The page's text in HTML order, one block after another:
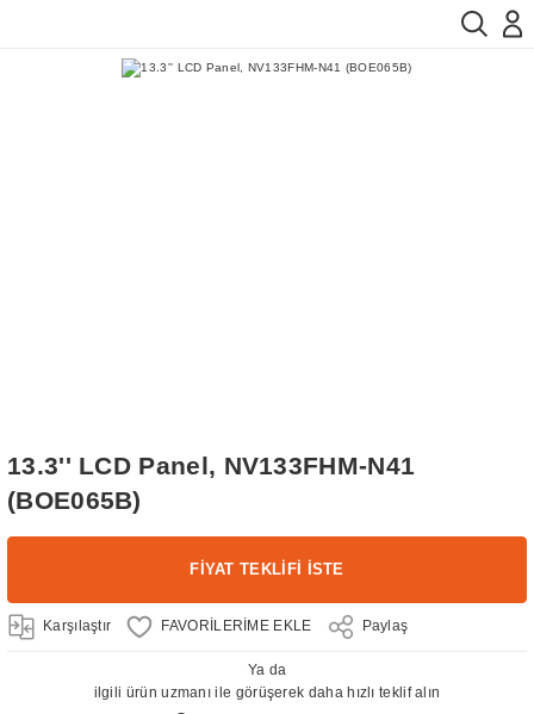
13.3'' LCD Panel, NV133FHM-N41
(BOE065B)
FİYAT TEKLİFİ İSTE
Karşılaştır Paylaş
Ya da
ilgili ürün uzmanı ile görüşerek daha hızlı teklif alın